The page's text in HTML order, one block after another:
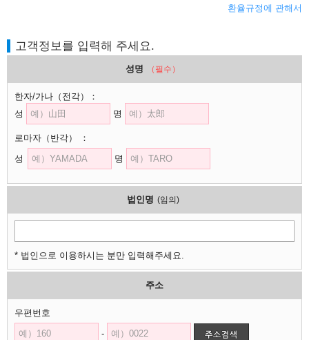
환율규정에 관해서
고객정보를 입력해 주세요.
성명 （필수）
한자/가나 （전각）
：
성
명
로마자 （반각）
：
성
명
법인명 (임의)
* 법인으로 이용하시는 분만 입력해주세요.
주소
우편번호
-